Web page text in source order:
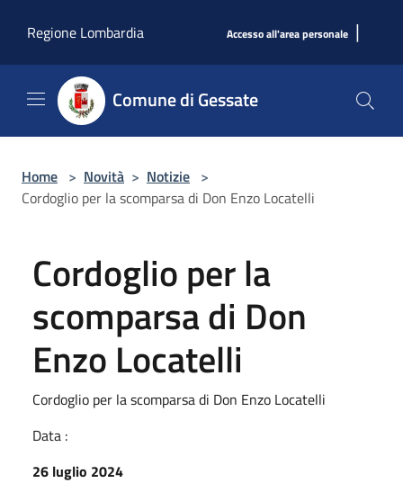
Regione Lombardia
Accesso all'area personale |
Comune di Gessate
Home > Novità > Notizie >
Cordoglio per la scomparsa di Don Enzo Locatelli
Cordoglio per la
scomparsa di Don
Enzo Locatelli
Cordoglio per la scomparsa di Don Enzo Locatelli
Data :
26 luglio 2024